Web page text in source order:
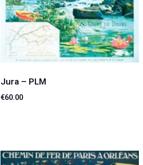
Jura – PLM
€60.00